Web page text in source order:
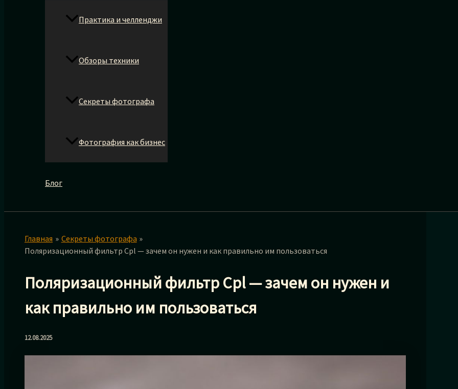
Практика и челленджи
Обзоры техники
Секреты фотографа
Фотография как бизнес
Блог
Главная
Секреты фотографа
Поляризационный фильтр Cpl — зачем он нужен и как правильно им пользоваться
Поляризационный фильтр Cpl — зачем он нужен и
как правильно им пользоваться
12.08.2025